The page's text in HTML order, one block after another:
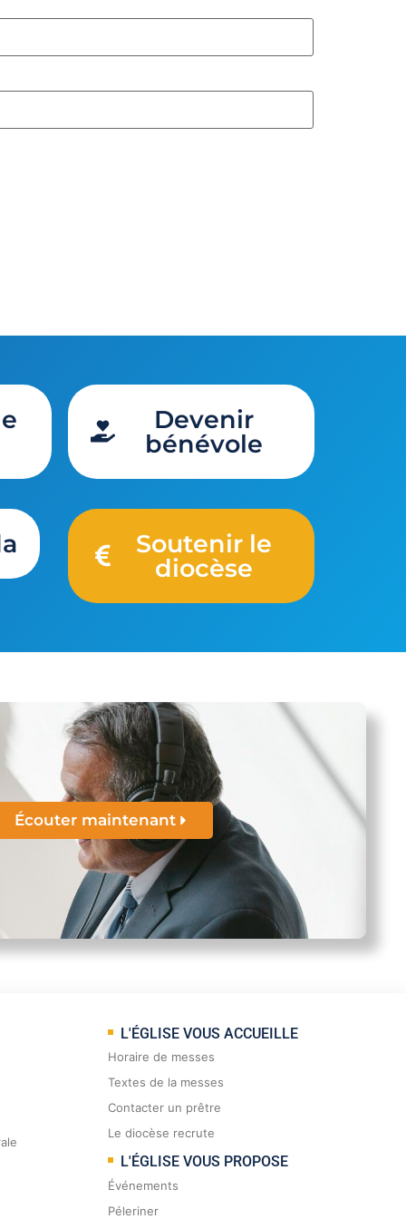
Devenir
bénévole
Soutenir le
diocèse
Écouter maintenant
L'ÉGLISE VOUS ACCUEILLE
Horaire de messes
Textes de la messes
Contacter un prêtre
Le diocèse recrute
L'ÉGLISE VOUS PROPOSE
Événements
Péleriner